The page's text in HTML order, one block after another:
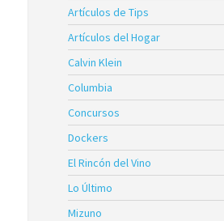
Artículos de Tips
Artículos del Hogar
Calvin Klein
Columbia
Concursos
Dockers
El Rincón del Vino
Lo Último
Mizuno